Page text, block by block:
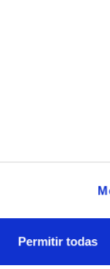
Permitir todas